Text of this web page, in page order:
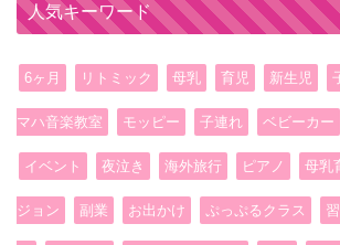
人気キーワード
6ヶ月 リトミック 母乳 育児 新生児
マハ音楽教室 モッピー 子連れ ベビーカー
イベント 夜泣き 海外旅行 ピアノ 母乳
ジョン 副業 お出かけ ぷっぷるクラス